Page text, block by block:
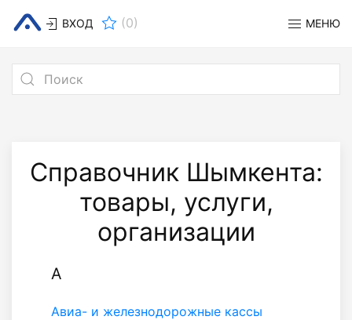
ВХОД (0) МЕНЮ
Справочник Шымкента:
товары, услуги,
организации
А
Авиа- и железнодорожные кассы